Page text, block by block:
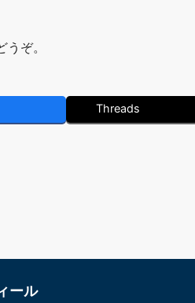
うぞ。
Threads
ール